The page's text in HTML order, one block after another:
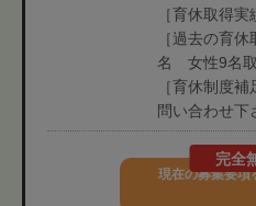
［育休取得実
［過去の育
名 女性9名
［育休制度
問い合わせ下
完全
現在の募集要項